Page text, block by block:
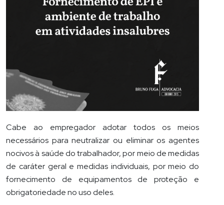
Cabe ao empregador adotar todos os meios
necessários para neutralizar ou eliminar os agentes
nocivos à saúde do trabalhador, por meio de medidas
de caráter geral e medidas individuais, por meio do
fornecimento de equipamentos de proteção e
obrigatoriedade no uso deles.